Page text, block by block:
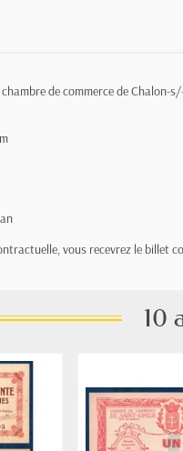
de commerce de Chalon-
vous recevrez le billet
10